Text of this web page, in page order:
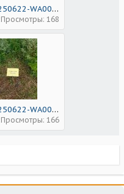
IMG-20250622-WA0032.jpg
Просмотры: 168
IMG-20250622-WA0039.jpg
Просмотры: 166